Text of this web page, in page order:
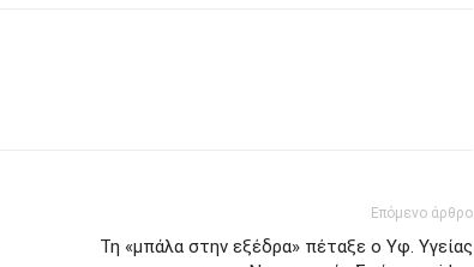
Επόμενο άρθρο
Τη «μπάλα στην εξέδρα» πέταξε ο Yφ. Υγείας